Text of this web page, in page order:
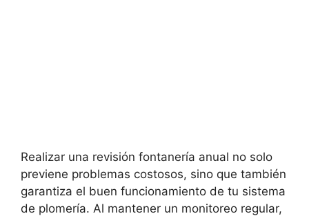
Realizar una revisión fontanería anual no solo
previene problemas costosos, sino que también
garantiza el buen funcionamiento de tu sistema
de plomería. Al mantener un monitoreo regular,